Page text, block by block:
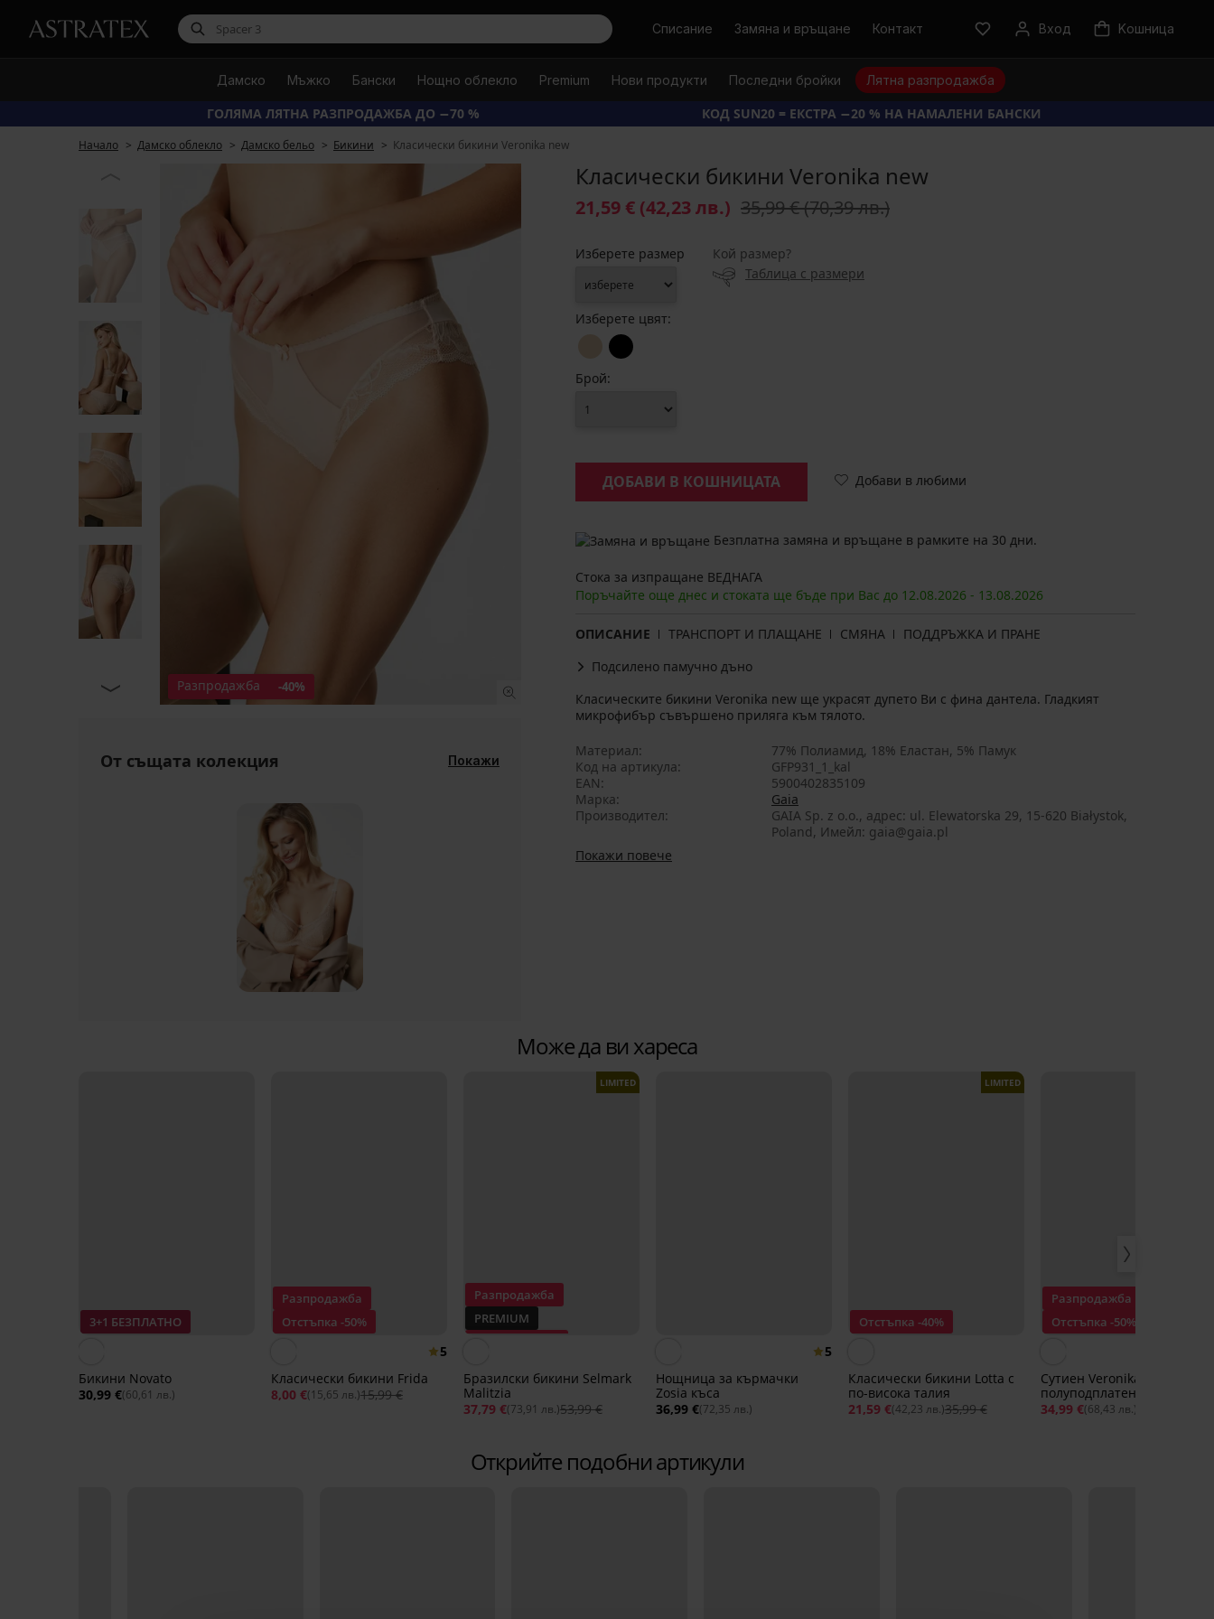
ТърсиСписание Замяна и връщане Контакт Вход Kошница
Дамско Мъжко Бански Нощно облекло Premium Нови продукти Последни бройки Лятна разпродажба
ГОЛЯМА ЛЯТНА РАЗПРОДАЖБА ДО −70 % КОД SUN20 = ЕКСТРА −20 % НА НАМАЛЕНИ БАНСКИ
Начало Дамско облекло Дамско бельо Бикини Класически бикини Veronika new
Разпродажба -40%
От същата колекция Покажи
Класически бикини Veronika new
21,59 € (42,23 лв.) 35,99 €(70,39 лв.)
Изберете размер
Кой размер?
Таблица с размери
Изберете цвят:
Брой:
ДОБАВИ В КОШНИЦАТА Добави в любими
Безплатна замяна и връщане в рамките на 30 дни.
Стока за изпращане ВЕДНАГА
Поръчайте още днес и стоката ще бъде при Вас до 12.08.2026 - 13.08.2026
ОПИСАНИЕ ТРАНСПОРТ И ПЛАЩАНЕ СМЯНА
ПОДДРЪЖКА И ПРАНЕ
Подсилено памучно дъно
Класическите бикини Veronika new ще украсят дупето Ви с фина дантела. Гладкият
микрофибър съвършено приляга към тялото.
Материал
77% Полиамид, 18% Еластан, 5% Памук
Код на артикула
GFP931_1_kal
EAN
5900402835109
Марка
Gaia
Производител
GAIA Sp. z o.o., aдрес: ul. Elewatorska 29, 15-620 Białystok,
Poland, Имейл: gaia@gaia.pl
Покажи повече
Може да ви хареса
3+1 БЕЗПЛАТНО
Бикини Novato
30,99 €(60,61 лв.)
Разпродажба
Отстъпка -50%
5
Класически бикини Frida
8,00 €(15,65 лв.)15,99 €
Разпродажба
PREMIUM
LIMITED
Бразилски бикини Selmark
Malitzia
37,79 €(73,91 лв.)53,99 €
5
Нощница за кърмачки
Zosia къса
36,99 €(72,35 лв.)
Отстъпка -40%
LIMITED
Класически бикини Lottа с
по-висока талия
21,59 €(42,23 лв.)35,99 €
Разпродажба
Отстъпка -50%
Сутиен Veronika new
полуподплатен
34,99 €(68,43 лв.)
Открийте подобни артикули